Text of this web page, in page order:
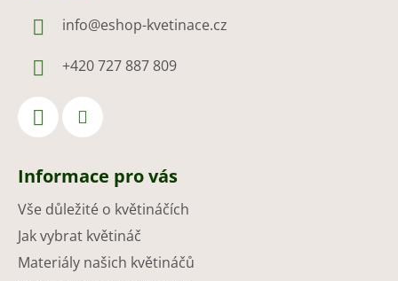
info@eshop-kvetinace.cz
+420 727 887 809
Informace pro vás
Vše důležité o květináčích
Jak vybrat květináč
Materiály našich květináčů